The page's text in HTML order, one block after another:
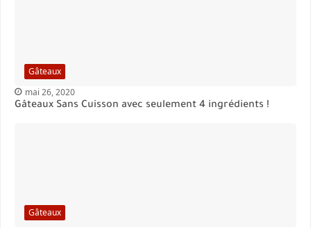
Gâteaux
mai 26, 2020
Gâteaux Sans Cuisson avec seulement 4 ingrédients !
Gâteaux